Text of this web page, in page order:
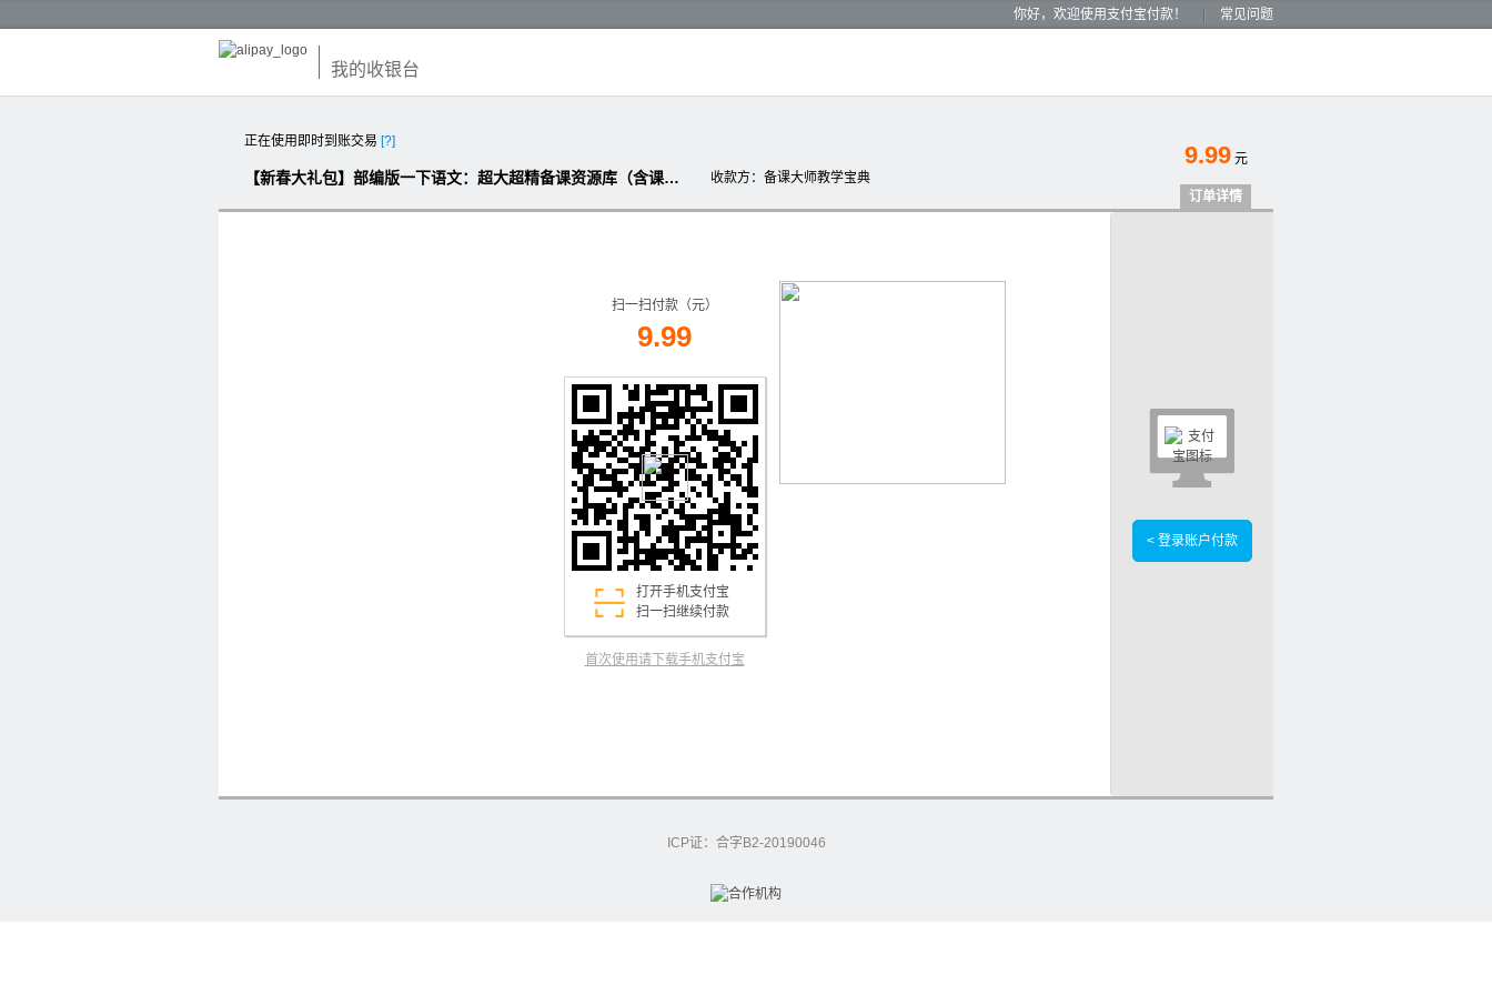
常见问题
你好，欢迎使用支付宝付款！
我的收银台
正在使用即时到账交易 [?]
【新春大礼包】部编版一下语文：超大超精备课资源库（含课件、教案、素材、专题） 收款方：备课大师教学宝典
9.99 元
订单详情
扫一扫付款（元）
9.99
打开手机支付宝
扫一扫继续付款
首次使用请下载手机支付宝

< 登录账户付款
ICP证：合字B2-20190046